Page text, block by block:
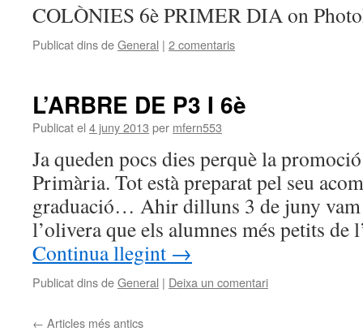
COLÒNIES 6è PRIMER DIA on
Publicat dins deGeneral | 2 comentaris
L’ARBRE DE P3 I 6è
Publicat el 4 juny 2013 per mfern553
Ja queden pocs dies perquè la
Primària. Tot està preparat pel seu
graduació… Ahir dilluns 3 de juny vam
l’olivera que els alumnes més petits
Continua llegint →
Publicat dins deGeneral | Deixa un comentari
← Articles més antics